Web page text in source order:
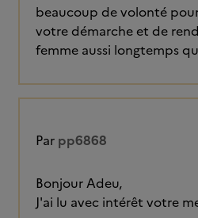
beaucoup de volonté
votre démarche et de
femme aussi longtemps
Par pp6868
Bonjour Adeu,
J'ai lu avec intérêt votre